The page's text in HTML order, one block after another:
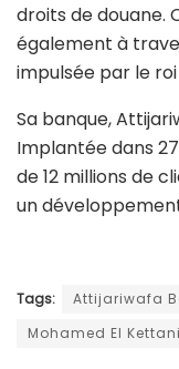
droits de douane.
également à
impulsée par le
Sa banque,
Implantée dans
de 12 millions de
un
Tags: Attijariwafa
Mohamed El Kettani